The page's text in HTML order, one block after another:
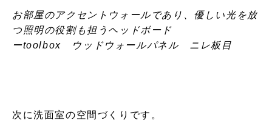
お部屋のアクセントウォールであり、優しい光を放
つ照明の役割も担うヘッドボード
ーtoolbox ウッドウォールパネル ニレ板目
次に洗面室の空間づくりです。